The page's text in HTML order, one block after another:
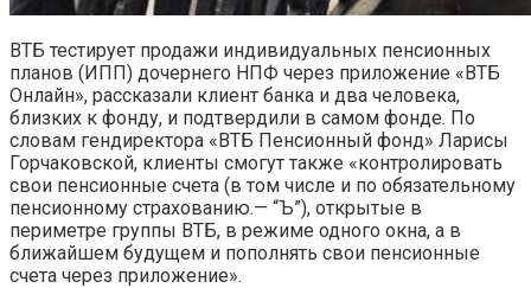
ВТБ тестирует продажи индивидуальных пенсионных
планов (ИПП) дочернего НПФ через приложение «ВТБ
Онлайн», рассказали клиент банка и два человека,
близких к фонду, и подтвердили в самом фонде. По
словам гендиректора «ВТБ Пенсионный фонд» Ларисы
Горчаковской, клиенты смогут также «контролировать
свои пенсионные счета (в том числе и по обязательному
пенсионному страхованию.— “Ъ”), открытые в
периметре группы ВТБ, в режиме одного окна, а в
ближайшем будущем и пополнять свои пенсионные
счета через приложение».